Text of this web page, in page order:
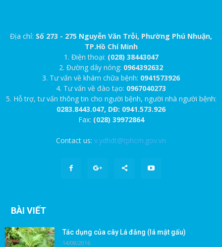
Địa chỉ: Số 273 - 275 Nguyễn Văn Trỗi, Phường Phú Nhuận,
TP.Hồ Chí Minh
1. Điện thoại: (028) 38443047
2. Đường dây nóng: 0964392632
3. Tư vấn về khám chữa bệnh: 0941573926
4. Tư vấn về đào tạo: 0967040273
5. Hỗ trợ, tư vấn thông tin cho người bệnh, người nhà người bệnh:
0283.8443.047, DĐ: 0941.573.926
Fax: (028) 39972864
Contact us: v.ydhdt@tphcm.gov.vn
BÀI VIẾT
Tác dụng của cây Lá đắng (lá mật gấu)
14/08/2016